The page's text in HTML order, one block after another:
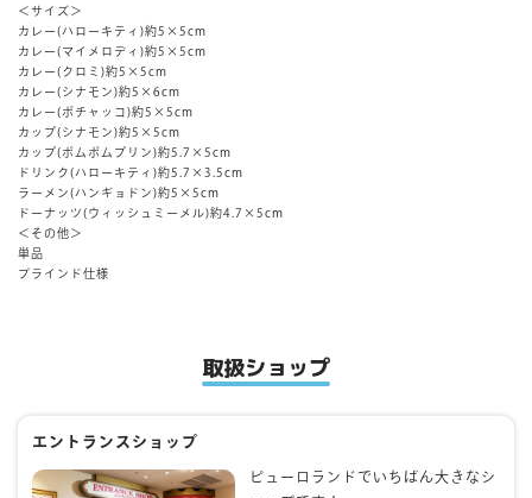
＜サイズ＞
カレー(ハローキティ)約5×5cm
カレー(マイメロディ)約5×5cm
カレー(クロミ)約5×5cm
カレー(シナモン)約5×6cm
カレー(ポチャッコ)約5×5cm
カップ(シナモン)約5×5cm
カップ(ポムポムプリン)約5.7×5cm
ドリンク(ハローキティ)約5.7×3.5cm
ラーメン(ハンギョドン)約5×5cm
ドーナッツ(ウィッシュミーメル)約4.7×5cm
＜その他＞
単品
ブラインド仕様
取扱ショップ
エントランスショップ
ピューロランドでいちばん大きなシ